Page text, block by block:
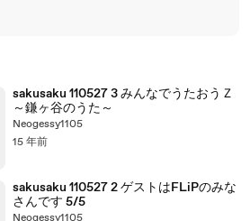
sakusaku 110527 3 みんなでうたおうＺ
～鎌ヶ谷のうた～
Neogessy1105
15 年前
sakusaku 110527 2 ゲストはFLiPのみな
さんです 5/5